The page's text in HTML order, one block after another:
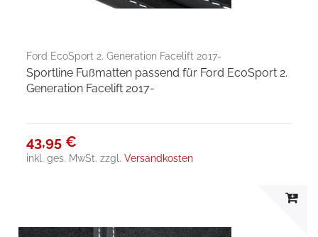
Ford EcoSport 2. Generation Facelift 2017-
Sportline Fußmatten passend für Ford EcoSport 2.
Generation Facelift 2017-
43,95 €
inkl. ges. MwSt. zzgl.Versandkosten